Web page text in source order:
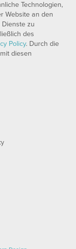
Technologien,
Website an den
zu
des
Policy. Durch die
diesen